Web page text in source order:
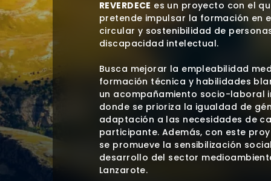
REVERDECE es un proyecto con el
pretende impulsar la formación en
circular y sostenibilidad de
discapacidad intelectual.
Busca mejorar la empleabilidad
formación técnica y habilidades
un acompañamiento socio-laboral
donde se prioriza la igualdad de
adaptación a las necesidades de
participante. Además, con este
se promueve la sensibilización
desarrollo del sector
Lanzarote.